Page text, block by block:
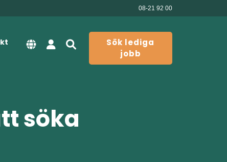
08-21 92 00
Sök lediga
jobb
söka